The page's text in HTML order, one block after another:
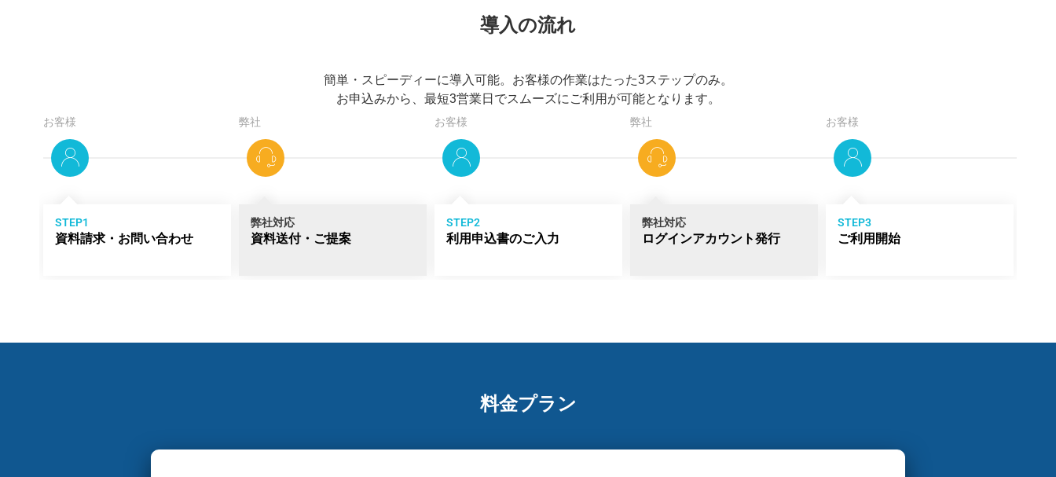
導入の流れ
簡単・スピーディーに導入可能。お客様の作業はたった3ステップのみ。
お申込みから、最短3営業日でスムーズにご利用が可能となります。
お客様
STEP1
資料請求・お問い合わせ
弊社
弊社対応
資料送付・ご提案
お客様
STEP2
利用申込書のご入力
弊社
弊社対応
ログインアカウント発行
お客様
STEP3
ご利用開始
料金プラン